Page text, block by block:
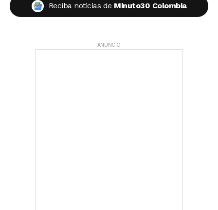
Reciba noticias de Minuto30 Colombia
ANUNCIO